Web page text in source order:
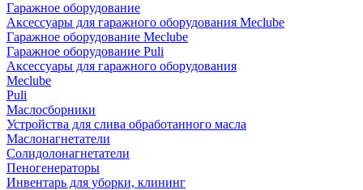
Гаражное оборудование
Аксессуары для гаражного оборудования Meclube
Гаражное оборудование Meclube
Гаражное оборудование Puli
Аксессуары для гаражного оборудования
Meclube
Puli
Маслосборники
Устройства для слива обработанного масла
Маслонагнетатели
Солидолонагнетатели
Пеногенераторы
Инвентарь для уборки, клининг